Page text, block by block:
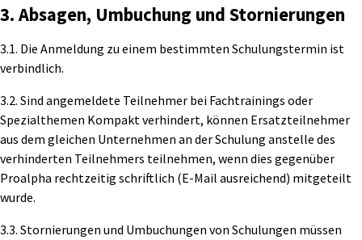
3. Absagen, Umbuchung und Stornierungen
3.1. Die Anmeldung zu einem bestimmten Schulungstermin ist
verbindlich.
3.2. Sind angemeldete Teilnehmer bei Fachtrainings oder
Spezialthemen Kompakt verhindert, können Ersatzteilnehmer
aus dem gleichen Unternehmen an der Schulung anstelle des
verhinderten Teilnehmers teilnehmen, wenn dies gegenüber
Proalpha rechtzeitig schriftlich (E-Mail ausreichend) mitgeteilt
wurde.
3.3. Stornierungen und Umbuchungen von Schulungen müssen